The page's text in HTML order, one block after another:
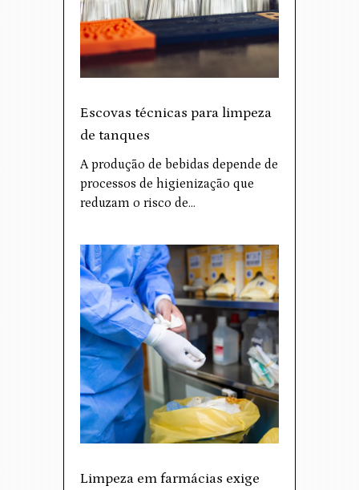
Escovas técnicas para limpeza
de tanques
A produção de bebidas depende de
processos de higienização que
reduzam o risco de…
Limpeza em farmácias exige